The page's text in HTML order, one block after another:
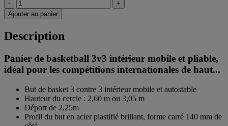
-
+
Ajouter au panier
Description
Panier de basketball 3v3 intérieur mobile et pliable,
idéal pour les compétitions internationales de haut...
But de basket 3 contre 3 intérieur mobile et autostable
Hauteur du cercle : 2,60 m ou 3,05 m
Déport de 2,25m
Profil du but en acier plastifié brillant, forme carré 140 mm de